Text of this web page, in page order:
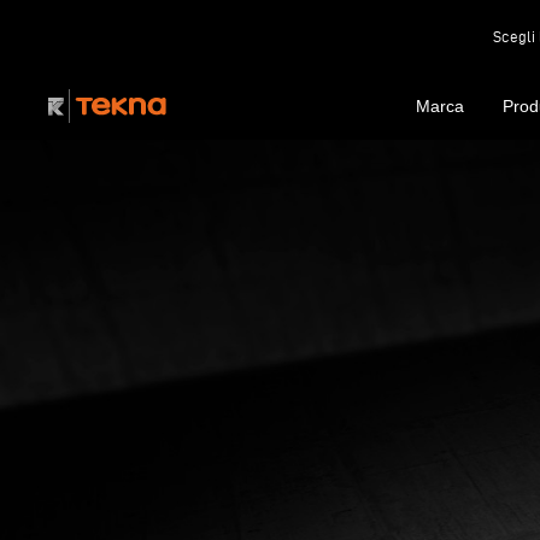
Scegli
Marca